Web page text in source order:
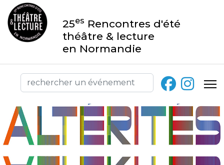
25es Rencontres d'été
théâtre & lecture
en Normandie